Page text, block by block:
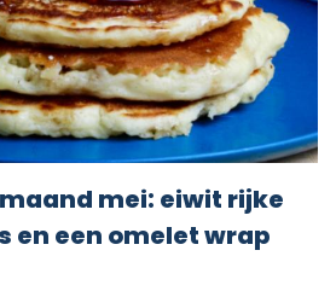
mei: eiwit rijke
en een omelet wrap